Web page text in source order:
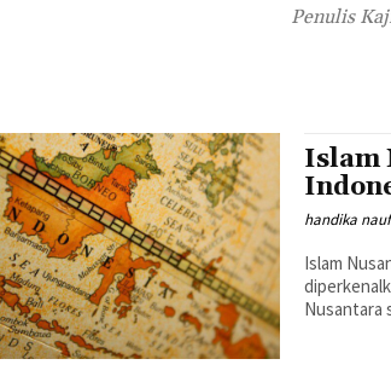
Penulis
Islam
handika
Islam
Nusantara